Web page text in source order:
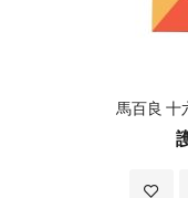
馬百良 十
加入